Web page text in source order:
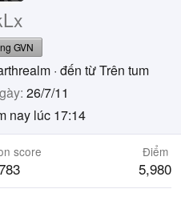
GVN
· đến từTrên tum
26/7/11
nay lúc 17:14
score Điểm
5,980